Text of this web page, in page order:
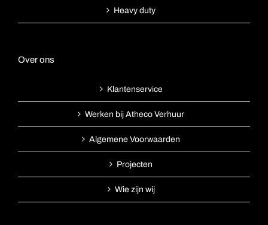
Heavy duty
Over ons
Klantenservice
Werken bij Atheco Verhuur
Algemene Voorwaarden
Projecten
Wie zijn wij